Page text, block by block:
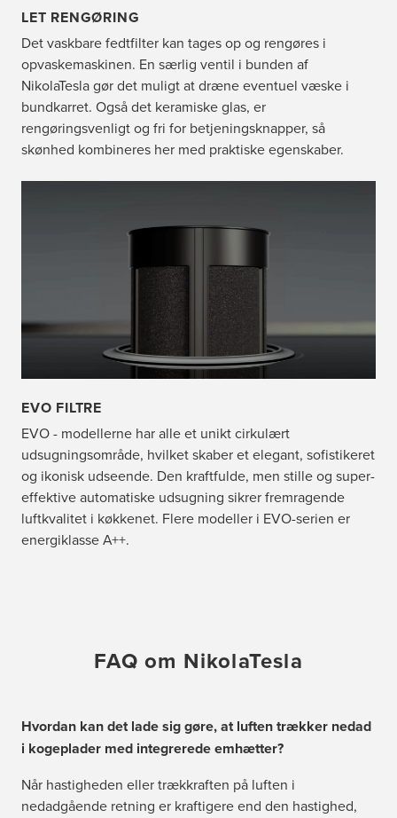
LET RENGØRING
Det vaskbare fedtfilter kan tages op og rengøres i
opvaskemaskinen. En særlig ventil i bunden af
NikolaTesla gør det muligt at dræne eventuel væske i
bundkarret. Også det keramiske glas, er
rengøringsvenligt og fri for betjeningsknapper, så
skønhed kombineres her med praktiske egenskaber.
EVO FILTRE
EVO - modellerne har alle et unikt cirkulært
udsugningsområde, hvilket skaber et elegant, sofistikeret
og ikonisk udseende. Den kraftfulde, men stille og super-
effektive automatiske udsugning sikrer fremragende
luftkvalitet i køkkenet. Flere modeller i EVO-serien er
energiklasse A++.
FAQ om NikolaTesla
Hvordan kan det lade sig gøre, at luften trækker nedad
i kogeplader med integrerede emhætter?
Når hastigheden eller trækkraften på luften i
nedadgående retning er kraftigere end den hastighed,